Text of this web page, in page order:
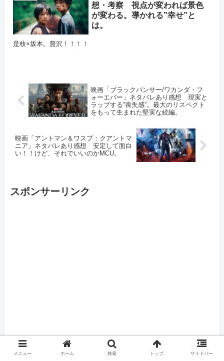
想・考察 視点が変われば景色
が変わる。導かれる”幸せ”と
は。
是枝×坂本。贅沢！！！！
映画「ブラックパンサー/ワカンダ・フ
ォーエバー」ネタバレあり感想 現実と
ラップする”喪失感”。最大のリスペクト
をもって生まれた堅実な続編。
映画「アントマン＆ワスプ：クアントマ
ニア」ネタバレあり感想 安定して面白
い！！けど、それでいいのかMCU。
スポンサーリンク
メニュー ホーム 検索 トップ サイドバー